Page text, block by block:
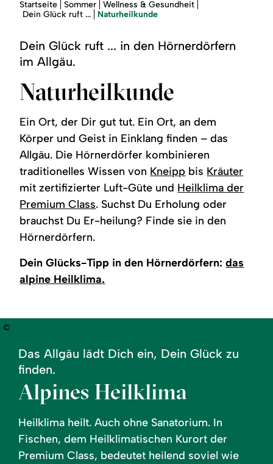
Region
Service
Sie
sind
Startseite Sommer
Wellness & Gesundheit
Dein Glück ruft ...
Naturheilkunde
Dein Glück ruft ... in den Hörnerdörfern
im Allgäu.
Naturheilkunde
Ein Ort, der Dir gut tut. Ein Ort, an dem
Körper und Geist in Einklang finden – das
Allgäu. Die Hörnerdörfer kombinieren
traditionelles Wissen von Kneipp bis Kräuter
mit zertifizierter Luft-Güte und Heilklima der
Premium Class. Suchst Du Erholung oder
brauchst Du Er-heilung? Finde sie in den
Hörnerdörfern.
Dein Glücks-Tipp in den Hörnerdörfern:das
alpine Heilklima.
©
Das Allgäu lädt Dich ein, Dein Glück zu
finden.
Alpines Heilklima
Heilklima heilt. Auch ohne Sanatorium. In
Fischen, dem Heilklimatischen Kurort der
Premium Class, bedeutet heilend soviel wie